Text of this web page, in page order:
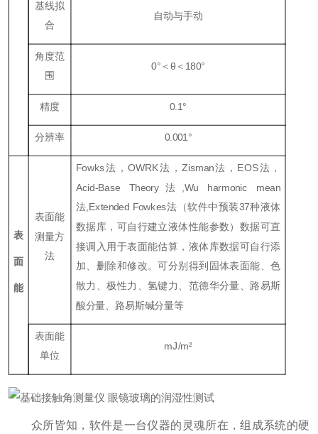
基线拟
合
自动与手动
角度范
围
0°＜θ＜180°
精度 0.1°
分辨率 0.001°
表
面
能
表面能
测量方
法
Fowks法，OWRK法，Zisman法，EOS法，
Acid-Base Theory法,Wu harmonic mean
法,Extended Fowkes法（软件中预装37种液体
数据库，可自行建立液体性能参数）数据可直
接调入用于表面能估算，液体库数据可自行添
加、删除和修改。可分别得到固体表面能、色
散力、极性力、氢键力、范德华分量、路易斯
酸分量、路易斯碱分量等
表面能
单位
mJ/m²
众所皆知，软件是一台仪器的灵魂所在，组成系统的硬